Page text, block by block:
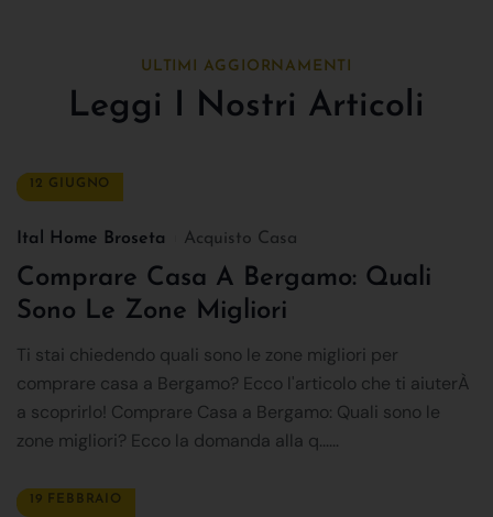
ULTIMI AGGIORNAMENTI
Leggi I Nostri Articoli
12 GIUGNO
Ital Home Broseta Acquisto Casa
Comprare Casa A Bergamo: Quali
Sono Le Zone Migliori
Ti stai chiedendo quali sono le zone migliori per
comprare casa a Bergamo? Ecco l'articolo che ti aiuterÀ
a scoprirlo! Comprare Casa a Bergamo: Quali sono le
zone migliori? Ecco la domanda alla q......
19 FEBBRAIO